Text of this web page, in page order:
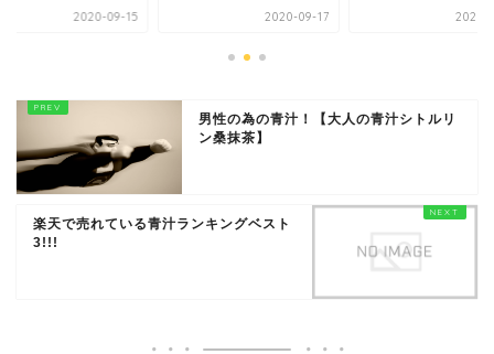
2020-09-15 2020-09-17 2020-
男性の為の青汁！【大人の青汁シトルリ
ン桑抹茶】
楽天で売れている青汁ランキングベスト
3!!!